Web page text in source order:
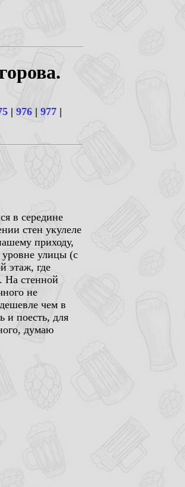
| 976 | 977 |
в середине
стен укулеле
приходу,
улицы (с
этаж, где
На стенной
не
чем в
и поесть, для
думаю